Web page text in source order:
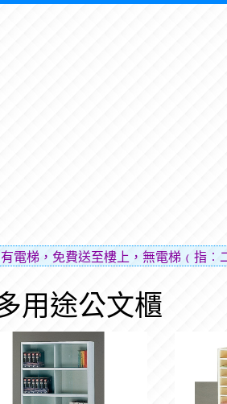
，免費送至樓上，無電梯﹙指︰二樓
用途公文櫃